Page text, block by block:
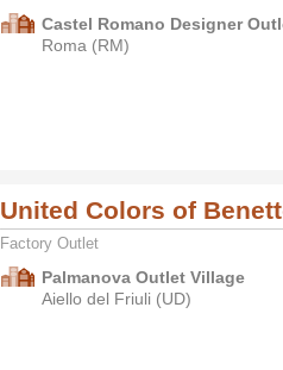
Castel Romano Designer
Roma (RM)
United Colors of
Factory Outlet
Palmanova Outlet Village
Aiello del Friuli (UD)